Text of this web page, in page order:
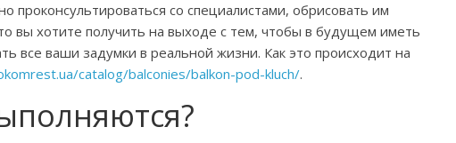
проконсультироваться со специалистами, обрисовать им
вы хотите получить на выходе с тем, чтобы в будущем иметь
все ваши задумки в реальной жизни. Как это происходит на
catalog/balconies/balkon-pod-kluch/.